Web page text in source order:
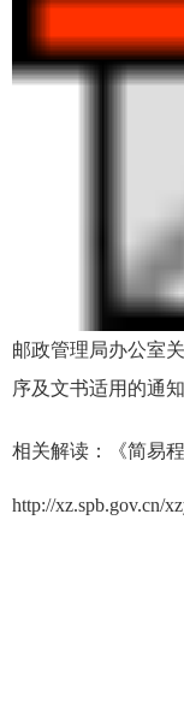
邮政管理局办公室
序及文书适用的通知
相关解读：《简易
http://xz.spb.gov.cn/